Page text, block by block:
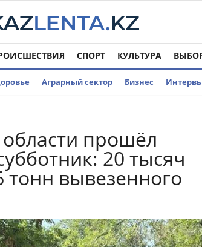
СПОРТ КУЛЬТУРА
Аграрный сектор Бизнес
области прошёл
20 тысяч
тонн вывезенного